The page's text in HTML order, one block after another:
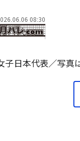
08:30
子日本代表／写真